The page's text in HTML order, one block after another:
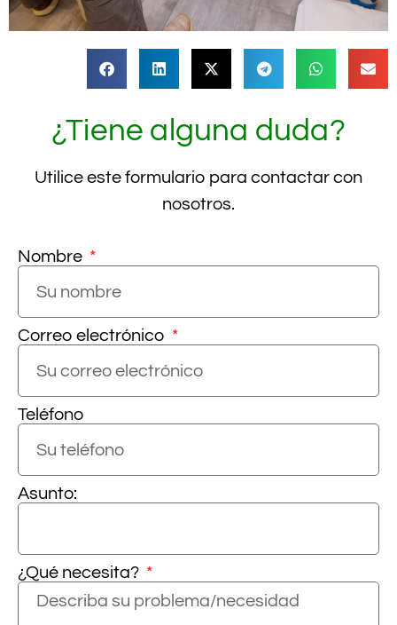
¿Tiene alguna duda?
Utilice este formulario para contactar con
nosotros.
Nombre
Correo electrónico
Teléfono
Asunto:
¿Qué necesita?